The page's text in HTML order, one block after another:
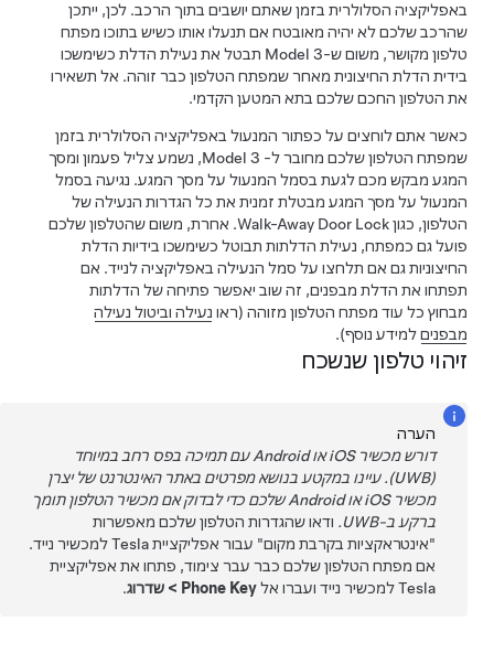
באפליקציה הסלולרית בזמן שאתם יושבים בתוך הרכב. לכן, ייתכן
שהרכב שלכם לא יהיה מאובטח אם תנעלו אותו כשיש בתוכו מפתח
טלפון מקושר, משום ש-Model 3תבטל את נעילת הדלת כשימשכו
בידית הדלת החיצונית מאחר שמפתח הטלפון כבר זוהה. אל תשאירו
את הטלפון החכם שלכם בתא המטען הקדמי.
כאשר אתם לוחצים על כפתור המנעול באפליקציה הסלולרית בזמן
שמפתח הטלפון שלכם מחובר ל-Model 3, נשמע צליל פעמון ומסך
המגע מבקש מכם לגעת בסמל המנעול על מסך המגע. נגיעה בסמל
המנעול על מסך המגע מבטלת זמנית את כל הגדרות הנעילה של
הטלפון, כגון Walk-Away Door Lock. אחרת, משום שהטלפון שלכם
פועל גם כמפתח, נעילת הדלתות תבוטל כשימשכו בידיות הדלת
החיצוניות גם אם תלחצו על סמל הנעילה באפליקציה לנייד. אם
תפתחו את הדלת מבפנים, זה שוב יאפשר פתיחה של הדלתות
מבחוץ כל עוד מפתח הטלפון מזוהה (ראונעילה וביטול נעילה
מבפניםלמידע נוסף).
זיהוי טלפון שנשכח
הערה
דורש מכשיר iOS או Android עם תמיכה בפס רחב במיוחד
(UWB). עיינו במקטע בנושא מפרטים באתר האינטרנט של יצרן
מכשיר iOS או Android שלכם כדי לבדוק אם מכשיר הטלפון תומך
ברקע ב-UWB.
ודאו שהגדרות הטלפון שלכם מאפשרות
"אינטראקציות בקרבת מקום" עבור אפליקציית Tesla למכשיר נייד.
אם מפתח הטלפון שלכם כבר עבר צימוד, פתחו את אפליקציית
Tesla למכשיר נייד ועברו אל
Phone Key
>שדרוג.